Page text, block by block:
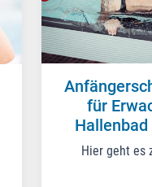
für
Hier geht es